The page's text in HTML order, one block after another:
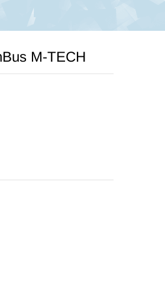
M-TECH